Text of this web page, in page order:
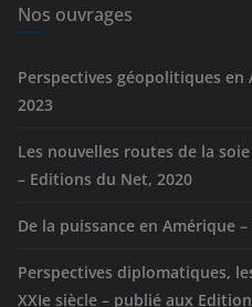
e
s
Nos ouvrages
Perspectives géopolitiques
2023
Les nouvelles routes de la
– Editions du Net, 2020
De la puissance en Amérique
Perspectives diplomatiques,
XXIe siècle – publié aux